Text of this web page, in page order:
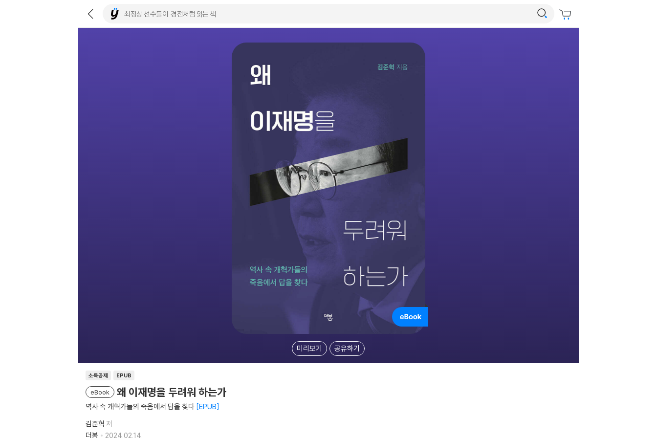
미리보기 공유하기
소득공제 EPUB
eBook 왜 이재명을 두려워 하는가
역사 속 개혁가들의 죽음에서 답을 찾다 EPUB
김준혁 저
더봄
2024.02.14.